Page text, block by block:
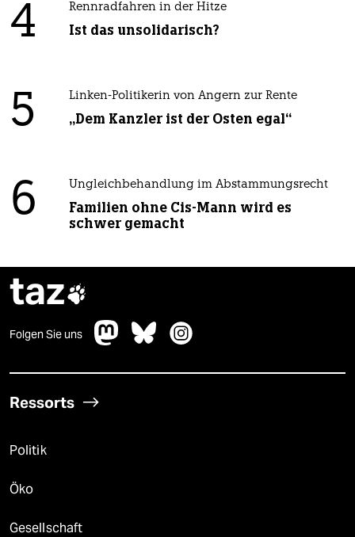
4 Rennradfahren in der Hitze
Ist das unsolidarisch?
5 Linken-Politikerin von Angern zur Rente
„Dem Kanzler ist der Osten egal“
6 Ungleichbehandlung im Abstammungsrecht
Familien ohne Cis-Mann wird es
schwer gemacht
taz
Folgen Sie uns
Ressorts
Politik
Öko
Gesellschaft